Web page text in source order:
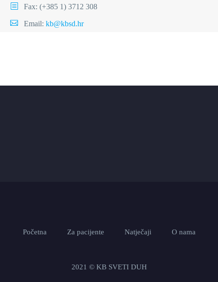
Fax: (+385 1) 3712 308
Email: kb@kbsd.hr
Početna Za pacijente Natječaji O nama
2021 © KB SVETI DUH